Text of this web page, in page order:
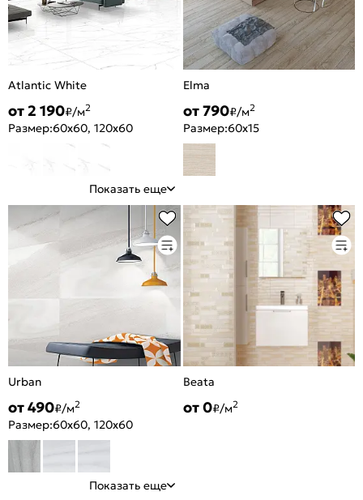
Atlantic White
от 2 190₽/м2
Размер:60x60, 120x60
Показать еще
Elma
от 790₽/м2
Размер:60x15
Urban
от 490₽/м2
Размер:60x60, 120x60
Показать еще
Beata
от 0₽/м2